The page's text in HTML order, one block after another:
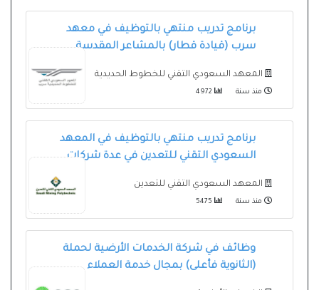
برنامج تدريب منتهي بالتوظيف في معهد
سرب (قيادة قطار) بالمشاعر المقدسة
المعهد السعودي التقني للخطوط الحديدية
منذ سنة
برنامج تدريب منتهي بالتوظيف في المعهد
السعودي التقني للتعدين في عدة شركات
المعهد السعودي التقني للتعدين
منذ سنة
وظائف في شركة الخدمات الأرضية لحملة
(الثانوية فأعلى) بمجال خدمة العملاء